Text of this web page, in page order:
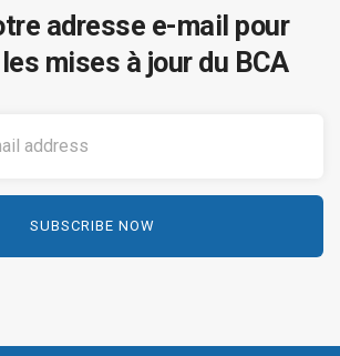
adresse e-mail pour
mises à jour du BCA